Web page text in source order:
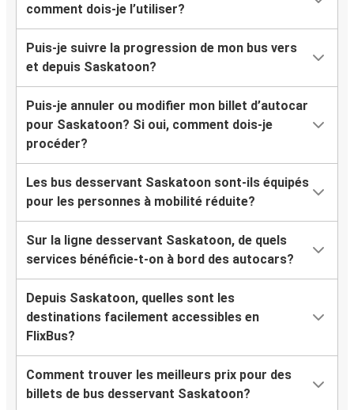
comment dois-je l’utiliser?
Puis-je suivre la progression de mon bus vers
et depuis Saskatoon?
Puis-je annuler ou modifier mon billet d’autocar
pour Saskatoon? Si oui, comment dois-je
procéder?
Les bus desservant Saskatoon sont-ils équipés
pour les personnes à mobilité réduite?
Sur la ligne desservant Saskatoon, de quels
services bénéficie-t-on à bord des autocars?
Depuis Saskatoon, quelles sont les
destinations facilement accessibles en
FlixBus?
Comment trouver les meilleurs prix pour des
billets de bus desservant Saskatoon?